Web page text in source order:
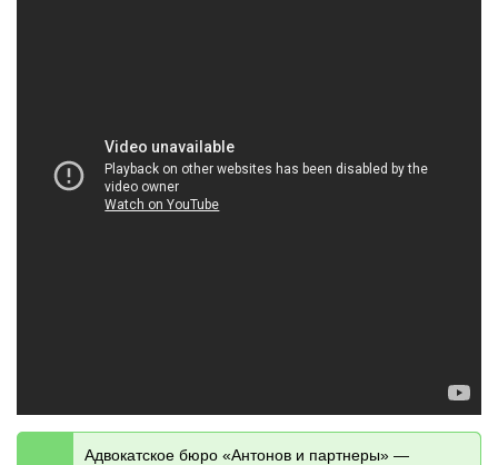
Адвокатское бюро «Антонов и партнеры» —